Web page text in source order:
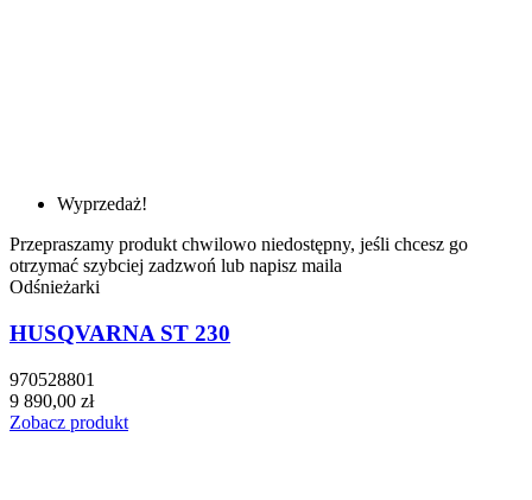
Wyprzedaż!
Przepraszamy produkt chwilowo niedostępny, jeśli chcesz go
otrzymać szybciej zadzwoń lub napisz maila
Odśnieżarki
HUSQVARNA ST 230
970528801
9 890,00 zł
Zobacz produkt